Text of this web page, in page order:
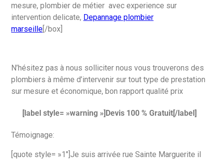
mesure, plombier de métier avec experience sur
intervention delicate, Depannage plombier
marseille [/box]
N’hésitez pas à nous solliciter nous vous trouverons des
plombiers à même d’intervenir sur tout type de prestation
sur mesure et économique, bon rapport qualité prix
[label style= »warning »]Devis 100 % Gratuit[/label]
Témoignage:
[quote style= »1″]Je suis arrivée rue Sainte Marguerite il